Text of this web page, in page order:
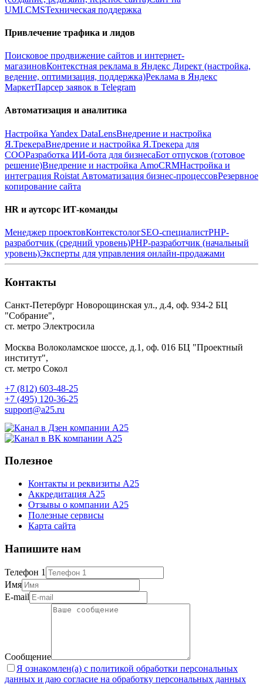
UMI.CMSТехническая поддержка
Привлечение трафика и лидов
Поисковое продвижение сайтов и интернет-
магазиновКонтекстная реклама в Яндекс Директ (настройка,
ведение, оптимизация, поддержка)Реклама в Яндекс
МаркетПарсер заявок в Telegram
Автоматизация и аналитика
Настройка Yandex DataLensВнедрение и настройка
Я.ТрекераВнедрение и настройка Я.Трекера для
СООРазработка ИИ-бота для бизнесаБот отпусков (готовое
решение)Внедрение и настройка AmoCRMНастройка и
интеграция Roistat Автоматизация бизнес-процессовРезервное
копирование сайта
HR и аутсорс ИТ-команды
Менеджер проектовКонтекстологSEO-специалистPHP-
разработчик (средний уровень)PHP-разработчик (начальный
уровень)Эксперты для управления онлайн-продажами
Контакты
Санкт-Петербург Новорощинская ул., д.4, оф. 934-2 БЦ
"Собрание",
ст. метро Электросила
Москва Волоколамское шоссе, д.1, оф. 016 БЦ "Проектный
институт",
ст. метро Сокол
+7 (812) 603-48-25
+7 (495) 120-36-25
support@a25.ru
Полезное
Контакты и реквизиты А25
Аккредитация А25
Отзывы о компании А25
Полезные сервисы
Карта сайта
Напишите нам
Телефон 1
Имя
E-mail
Сообщение
Я ознакомлен(а) с политикой обработки персональных
данных и даю согласие на обработку персональных данных